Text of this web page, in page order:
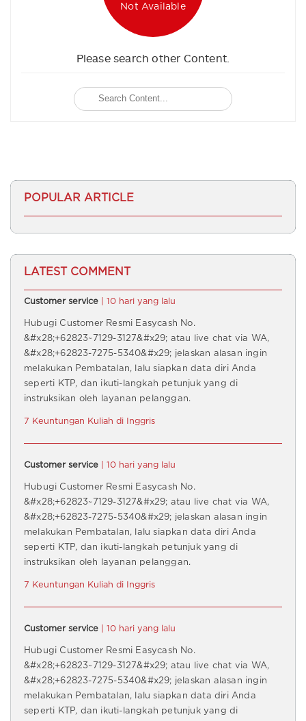
Not Available
Please search other Content.
POPULAR ARTICLE
LATEST COMMENT
Customer service | 10 hari yang lalu
Hubugi Customer Resmi Easycash No.
&#x28;+62823~7129-3127&#x29; atau live chat via WA,
&#x28;+62823-7275-5340&#x29; jelaskan alasan ingin
melakukan Pembatalan, lalu siapkan data diri Anda
seperti KTP, dan ikuti-langkah petunjuk yang di
instruksikan oleh layanan pelanggan.
7 Keuntungan Kuliah di Inggris
Customer service | 10 hari yang lalu
Hubugi Customer Resmi Easycash No.
&#x28;+62823~7129-3127&#x29; atau live chat via WA,
&#x28;+62823-7275-5340&#x29; jelaskan alasan ingin
melakukan Pembatalan, lalu siapkan data diri Anda
seperti KTP, dan ikuti-langkah petunjuk yang di
instruksikan oleh layanan pelanggan.
7 Keuntungan Kuliah di Inggris
Customer service | 10 hari yang lalu
Hubugi Customer Resmi Easycash No.
&#x28;+62823~7129-3127&#x29; atau live chat via WA,
&#x28;+62823-7275-5340&#x29; jelaskan alasan ingin
melakukan Pembatalan, lalu siapkan data diri Anda
seperti KTP, dan ikuti-langkah petunjuk yang di